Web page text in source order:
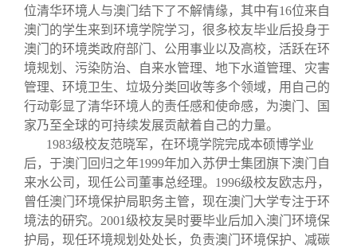
位清华环境人与澳门结下了不解情缘，其中有16位来自
澳门的学生来到环境学院学习，很多校友毕业后投身于
澳门的环境类政府部门、公用事业以及高校，活跃在环
境规划、污染防治、自来水管理、地下水道管理、灾害
管理、环境卫生、垃圾分类回收等多个领域，用自己的
行动彰显了清华环境人的责任感和使命感，为澳门、国
家乃至全球的可持续发展贡献着自己的力量。
1983级校友范晓军，在环境学院完成本硕博学业
后，于澳门回归之年1999年加入苏伊士集团旗下澳门自
来水公司，现任公司董事总经理。1996级校友欧志丹，
曾任澳门环境保护局职务主管，现在澳门大学专注于环
境法的研究。2001级校友吴时要毕业后加入澳门环境保
护局，现任环境规划处处长，负责澳门环境保护、减碳